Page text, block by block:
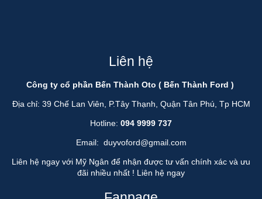
Liên hệ
Công ty cổ phần Bến Thành Oto ( Bến Thành Ford )
Địa chỉ: 39 Chế Lan Viên, P.Tây Thạnh, Quận Tân Phú, Tp HCM
Hotline: 094 9999 737
Email: duyvoford@gmail.com
Liên hệ ngay với Mỹ Ngân để nhận được tư vấn chính xác và ưu
đãi nhiều nhất ! Liên hệ ngay